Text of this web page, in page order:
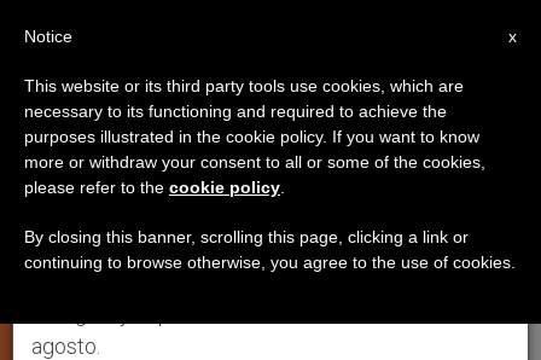
CAM4: Mirar el mundo
cambiante con esperanza, amor,
profundidad y profetismo
Mensaje final del IV Congreso
×
Aviso importante
Del 27 de julio al 7 de agosto haremos la pausa
anual, aprovechando que en el periodo de verano
se generan menos informaciones y también el
agosto.
x
Notice
This website or its third party tools use cookies, which are
necessary to its functioning and required to achieve the
purposes illustrated in the cookie policy. If you want to know
more or withdraw your consent to all or some of the cookies,
please refer to the cookie policy
By closing this banner, scrolling this page, clicking a link or
continuing to browse otherwise, you agree to the use of cookies.